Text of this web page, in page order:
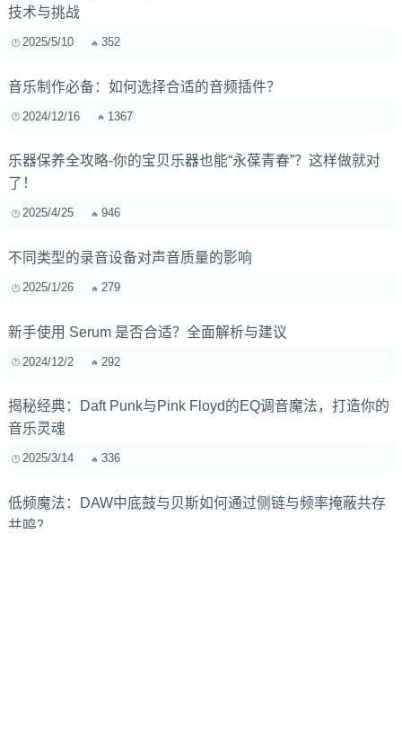
技术与挑战
2025/5/10 352
音乐制作必备：如何选择合适的音频插件？
2024/12/16 1367
乐器保养全攻略-你的宝贝乐器也能“永葆青春”？这样做就对
了！
2025/4/25 946
不同类型的录音设备对声音质量的影响
2025/1/26 279
新手使用 Serum 是否合适？全面解析与建议
2024/12/2 292
揭秘经典：Daft Punk与Pink Floyd的EQ调音魔法，打造你的
音乐灵魂
2025/3/14 336
低频魔法：DAW中底鼓与贝斯如何通过侧链与频率掩蔽共存
共鸣？